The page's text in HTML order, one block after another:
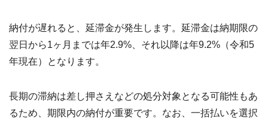
納付が遅れると、延滞金が発生します。延滞金は納期限の
翌日から1ヶ月までは年2.9%、それ以降は年9.2%（令和5
年現在）となります。
長期の滞納は差し押さえなどの処分対象となる可能性もあ
るため、期限内の納付が重要です。なお、一括払いを選択